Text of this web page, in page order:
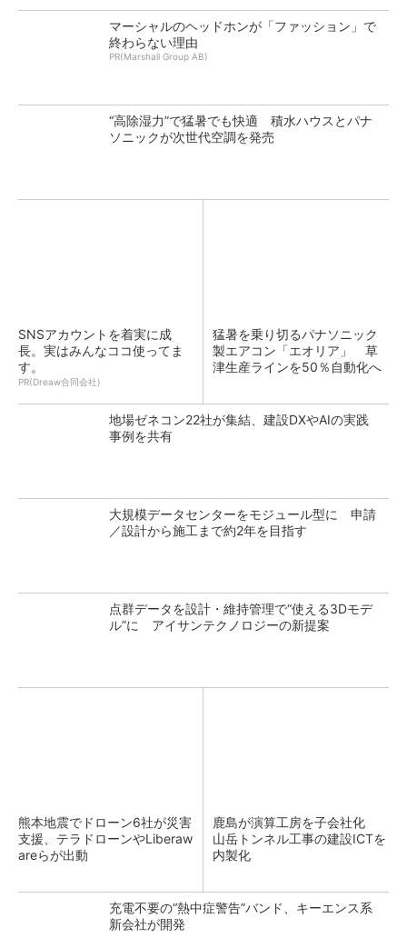
マーシャルのヘッドホンが「ファッション」で
終わらない理由
PR(Marshall Group AB)
“高除湿力”で猛暑でも快適 積水ハウスとパナ
ソニックが次世代空調を発売
SNSアカウントを着実に成
長。実はみんなココ使ってま
す。
PR(Dreaw合同会社)
猛暑を乗り切るパナソニック
製エアコン「エオリア」 草
津生産ラインを50％自動化へ
地場ゼネコン22社が集結、建設DXやAIの実践
事例を共有
大規模データセンターをモジュール型に 申請
／設計から施工まで約2年を目指す
点群データを設計・維持管理で“使える3Dモデ
ル”に アイサンテクノロジーの新提案
熊本地震でドローン6社が災害
支援、テラドローンやLiberaw
areらが出動
鹿島が演算工房を子会社化
山岳トンネル工事の建設ICTを
内製化
充電不要の“熱中症警告”バンド、キーエンス系
新会社が開発